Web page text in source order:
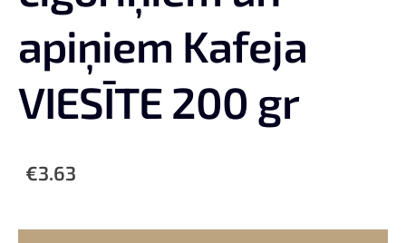
apiņiem Kafeja
VIESĪTE 200 gr
€3.63